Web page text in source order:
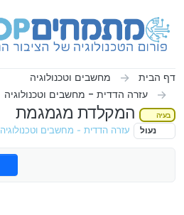
דף הבית
מחשבים וטכנולוגיה
עזרה הדדית - מחשבים וטכנולוגיה
בעיה המקלדת מגמגמת
נעול עזרה הדדית - מחשבים וטכנולוגיה